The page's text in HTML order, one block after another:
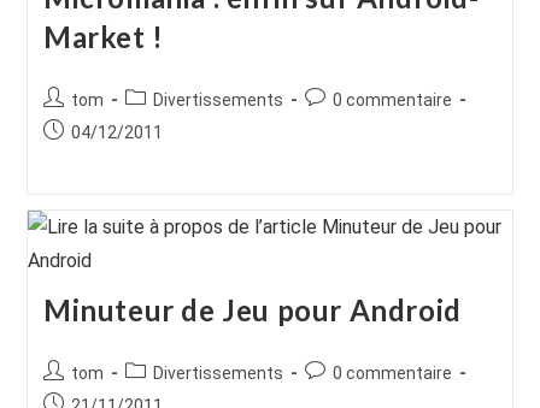
Market !
Auteur/autrice
de
tom
Post
category:
Divertissements
Commentaires
0 commentaire
Publication
04/12/2011
Minuteur de Jeu pour Android
Auteur/autrice
de
tom
Post
category:
Divertissements
Commentaires
0 commentaire
Publication